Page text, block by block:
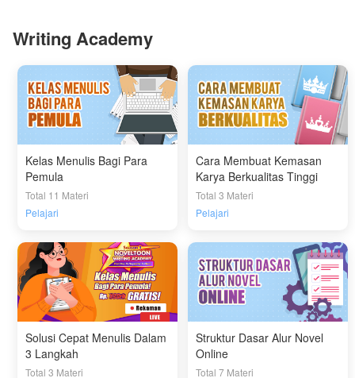
Writing Academy
Kelas Menulis Bagi Para
Pemula
Total 11 Materi
Pelajari
Cara Membuat Kemasan
Karya Berkualitas Tinggi
Total 3 Materi
Pelajari
Solusi Cepat Menulis Dalam
3 Langkah
Total 3 Materi
Struktur Dasar Alur Novel
Online
Total 7 Materi